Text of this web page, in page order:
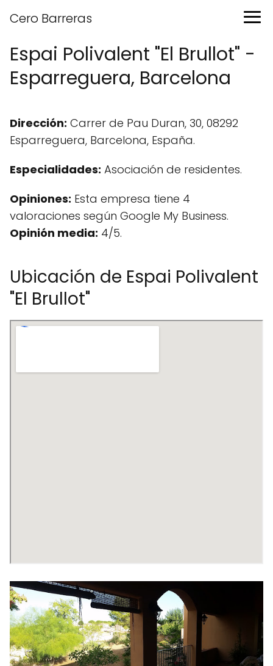
Cero Barreras
Espai Polivalent "El Brullot" -
Esparreguera, Barcelona
Dirección: Carrer de Pau Duran, 30, 08292
Esparreguera, Barcelona, España.
Especialidades: Asociación de residentes.
Opiniones: Esta empresa tiene 4
valoraciones según Google My Business.
Opinión media: 4/5.
Ubicación de Espai Polivalent
"El Brullot"